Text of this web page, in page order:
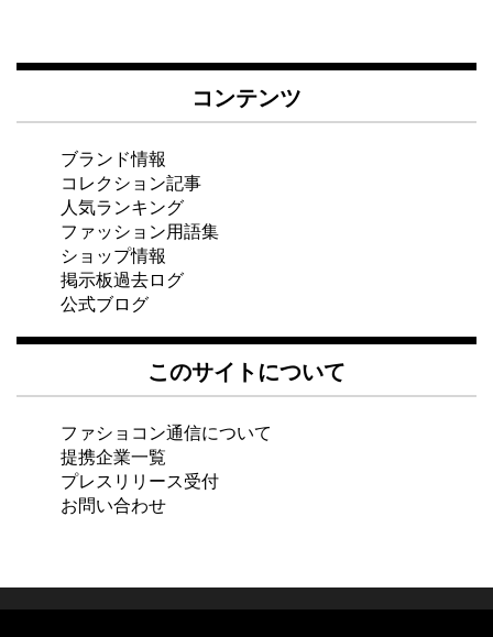
コンテンツ
ブランド情報
コレクション記事
人気ランキング
ファッション用語集
ショップ情報
掲示板過去ログ
公式ブログ
このサイトについて
ファショコン通信について
提携企業一覧
プレスリリース受付
お問い合わせ